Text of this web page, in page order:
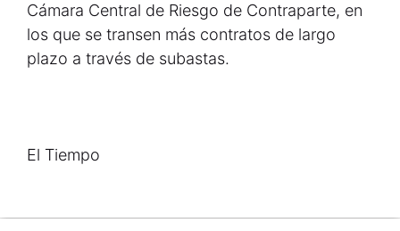
Cámara Central de Riesgo de Contraparte, en
los que se transen más contratos de largo
plazo a través de subastas.
El Tiempo